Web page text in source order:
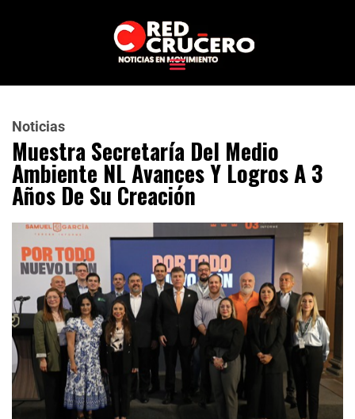
Noticias
Muestra Secretaría Del Medio
Ambiente NL Avances Y Logros A 3
Años De Su Creación